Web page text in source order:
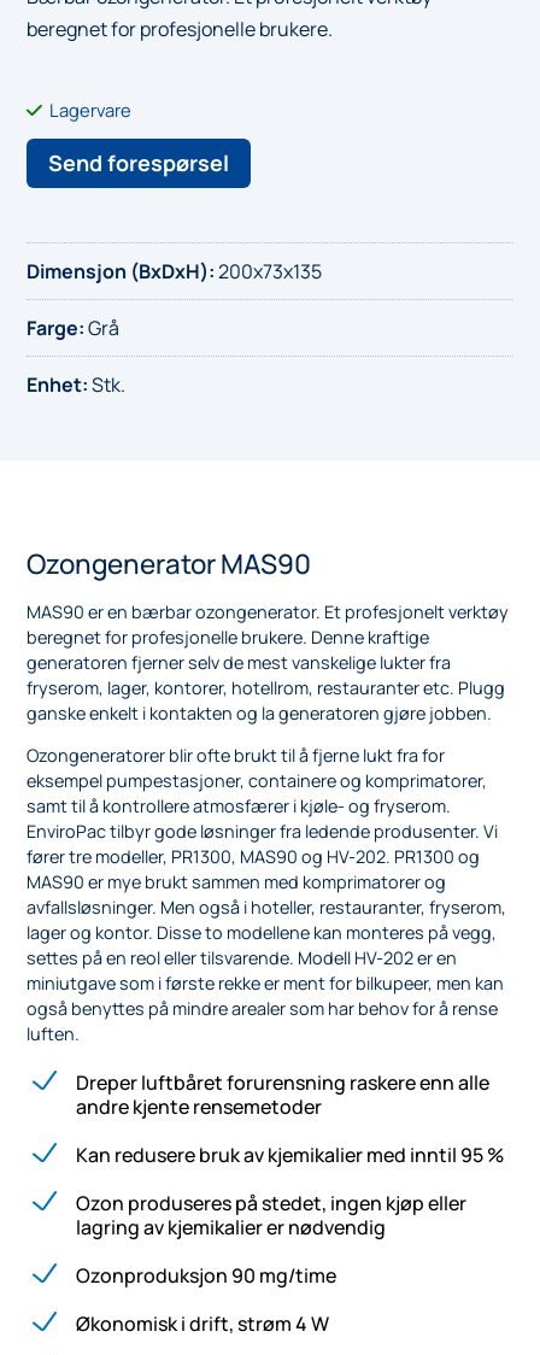
beregnet for profesjonelle brukere.
Lagervare
Send forespørsel
Dimensjon (BxDxH):200x73x135
Farge:Grå
Enhet:Stk.
Ozongenerator MAS90
MAS90 er en bærbar ozongenerator. Et profesjonelt verktøy
beregnet for profesjonelle brukere. Denne kraftige
generatoren fjerner selv de mest vanskelige lukter fra
fryserom, lager, kontorer, hotellrom, restauranter etc. Plugg
ganske enkelt i kontakten og la generatoren gjøre jobben.
Ozongeneratorer blir ofte brukt til å fjerne lukt fra for
eksempel pumpestasjoner, containere og komprimatorer,
samt til å kontrollere atmosfærer i kjøle- og fryserom.
EnviroPac tilbyr gode løsninger fra ledende produsenter. Vi
fører tre modeller, PR1300, MAS90 og HV-202. PR1300 og
MAS90 er mye brukt sammen med komprimatorer og
avfallsløsninger. Men også i hoteller, restauranter, fryserom,
lager og kontor. Disse to modellene kan monteres på vegg,
settes på en reol eller tilsvarende. Modell HV-202 er en
miniutgave som i første rekke er ment for bilkupeer, men kan
også benyttes på mindre arealer som har behov for å rense
luften.
Dreper luftbåret forurensning raskere enn alle
andre kjente rensemetoder
Kan redusere bruk av kjemikalier med inntil 95 %
Ozon produseres på stedet, ingen kjøp eller
lagring av kjemikalier er nødvendig
Ozonproduksjon 90 mg/time
Økonomisk i drift, strøm 4 W